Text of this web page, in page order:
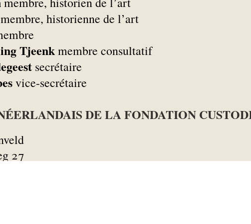
historienne de l’art
Tjeenkmembre consultatif
secrétaire
vice-secrétaire
DE LA FONDATION
27